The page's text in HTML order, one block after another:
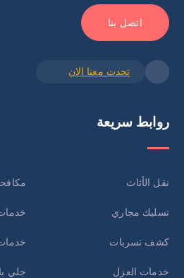
اتصل بنا
تحدث معنا الان
روابط سريعة
نقل الأثاث
تسليك مجاري
كشف تسربات
خدمات العزل جلي